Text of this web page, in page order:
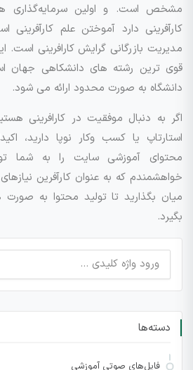
مشخص است. و اولین سرمایه‌گذاری
کارآفرینی دارد آموختن علم
مدیریت بازرگانی گرایش کارافرینی است.
قوی ترین رشته های دانشکاهی جهان
دانشگاه به صورت محدود ارائه می شود.
اگر به دنبال موفقیت در کارافرینی
استارتاپ یا کسب وکار نوپا دارید،
محتوای آموزشی سایت را به شما
خواهشمندم که به عنوان کارآفرین
میان بگذارید تا تولید محتوا به
بگیرد.
جستجو
برای:
دسته‌ها
فایل‌های صوتی آموزشی